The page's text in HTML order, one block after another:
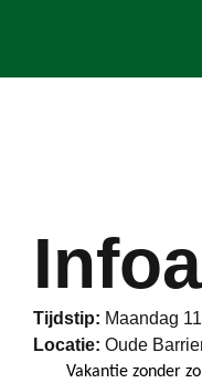
Tijdstip: Maandag
Locatie: Oude
Vakantie zonder